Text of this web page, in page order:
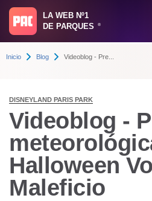
LA WEB Nº1
DE PARQUES
®
Inicio Blog Videoblog - Pre...
DISNEYLAND PARIS PARK
Videoblog -
Halloween
Maleficio